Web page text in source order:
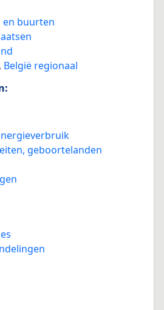
en buurten
, België regionaal
geboortelanden